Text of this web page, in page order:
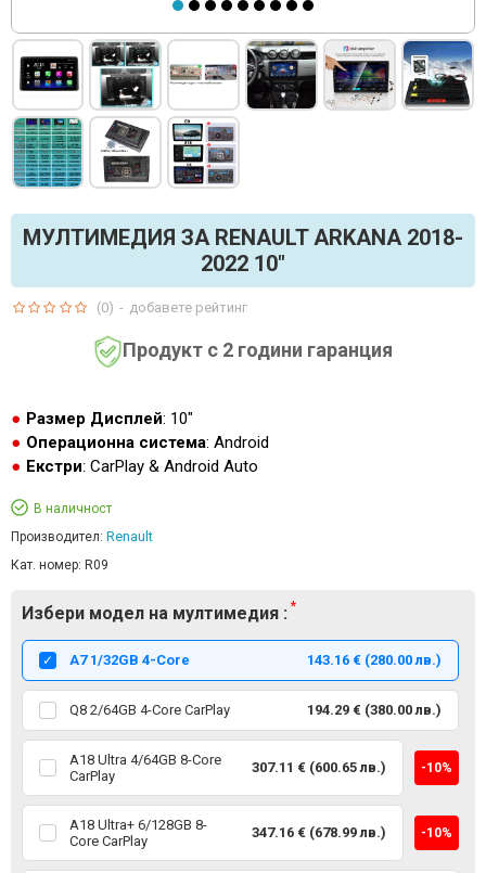
МУЛТИМЕДИЯ ЗА RENAULT ARKANA 2018-
2022 10"
Продукт с 2 години гаранция
Размер Дисплей: 10"
Операционна система: Android
Екстри: CarPlay & Android Auto
В наличност
Производител: Renault
Кат. номер: R09
(0) - добавете рейтинг
Избери модел на мултимедия :
А7 1/32GB 4-Core 143.16 € (280.00 лв.)
Q8 2/64GB 4-Core CarPlay 194.29 € (380.00 лв.)
A18 Ultra 4/64GB 8-Core
CarPlay
307.11 € (600.65 лв.) -10%
A18 Ultra+ 6/128GB 8-
Core CarPlay
347.16 € (678.99 лв.) -10%